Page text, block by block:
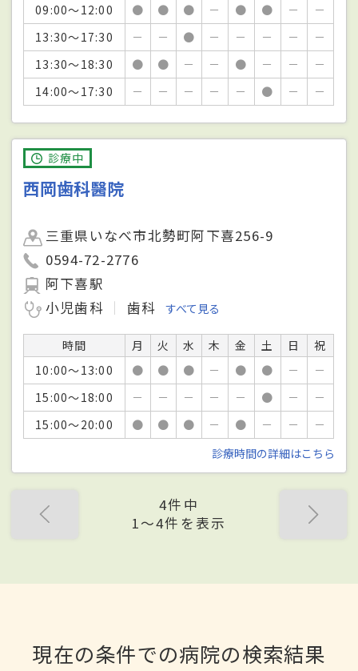
09:00～12:00
● ● ● － ● ● －
－
13:30～17:30
－ － ● － － － －
－
13:30～18:30
● ● － － ● － －
－
14:00～17:30
－ － － － － ● － －
診療中
西岡歯科醫院
三重県いなべ市北勢町阿下喜256-9
0594-72-2776
阿下喜駅
小児歯科
歯科 すべて見る
時間 月 火 水 木 金 土 日
祝
10:00～13:00
● ● ● － ● ● －
－
15:00～18:00
－ － － － － ● －
－
15:00～20:00
● ● ● － ● － －
－
診療時間の詳細はこちら
4件中
1〜4件を表示
現在の条件での病院の検索結果